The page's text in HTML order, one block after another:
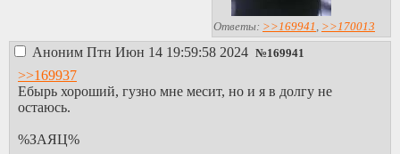
Ответы: >>169941 , >>170013
Аноним Птн Июн 14 19:59:58 2024 №169941
>>169937
Ебырь хороший, гузно мне месит, но и я в долгу не
остаюсь.
%ЗАЯЦ%